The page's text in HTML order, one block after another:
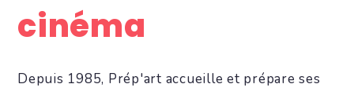
cinéma
Depuis 1985, Prép'art accueille et prépare ses